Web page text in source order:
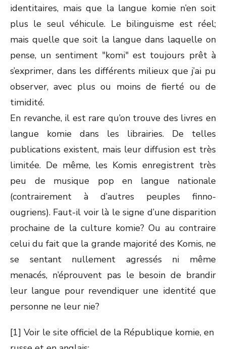
identitaires, mais que la langue komie n’en soit
plus le seul véhicule. Le bilinguisme est réel;
mais quelle que soit la langue dans laquelle on
pense, un sentiment "komi" est toujours prêt à
s’exprimer, dans les différents milieux que j’ai pu
observer, avec plus ou moins de fierté ou de
timidité.
En revanche, il est rare qu’on trouve des livres en
langue komie dans les librairies. De telles
publications existent, mais leur diffusion est très
limitée. De même, les Komis enregistrent très
peu de musique pop en langue nationale
(contrairement à d’autres peuples finno-
ougriens). Faut-il voir là le signe d’une disparition
prochaine de la culture komie? Ou au contraire
celui du fait que la grande majorité des Komis, ne
se sentant nullement agressés ni même
menacés, n’éprouvent pas le besoin de brandir
leur langue pour revendiquer une identité que
personne ne leur nie?
[1] Voir le site officiel de la République komie, en